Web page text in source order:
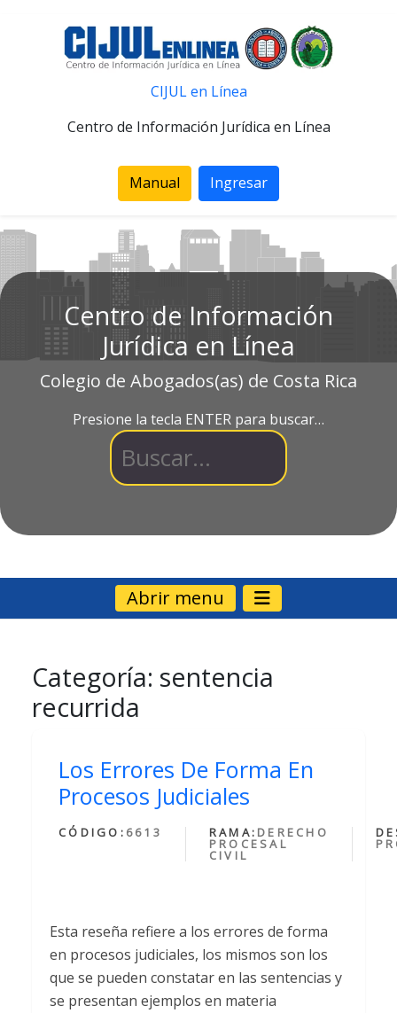
CIJUL en Línea
Centro de Información Jurídica en Línea
Manual Ingresar
Centro de Información
Jurídica en Línea
Colegio de Abogados(as) de Costa Rica
Presione la tecla ENTER para buscar…
Abrir menu
Categoría: sentencia
recurrida
Los Errores De Forma En
Procesos Judiciales
CÓDIGO: 6613 RAMA: DERECHO
PROCESAL
CIVIL
Esta reseña refiere a los errores de forma
en procesos judiciales, los mismos son los
que se pueden constatar en las sentencias y
se presentan ejemplos en materia